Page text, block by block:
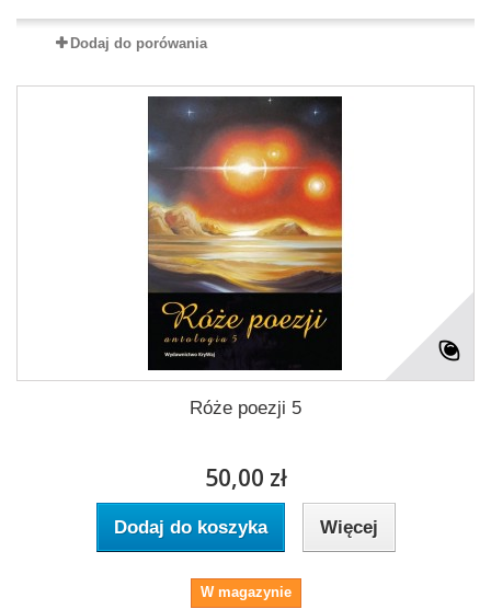
Dodaj do porówania
Róże poezji 5
50,00 zł
Dodaj do koszyka Więcej
W magazynie